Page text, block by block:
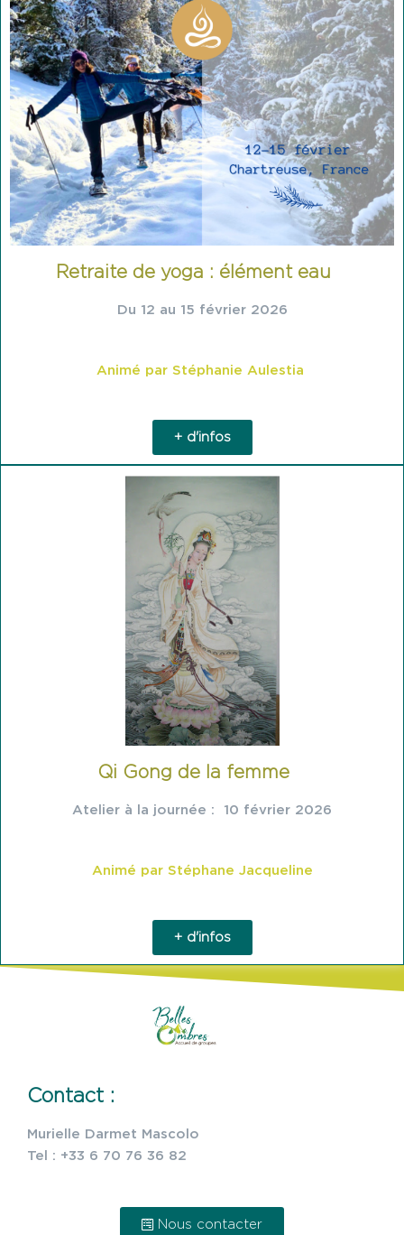
Retraite de yoga : élément eau
Du 12 au 15 février 2026
Animé par Stéphanie Aulestia
+ d'infos
Qi Gong de la femme
Atelier à la journée : 10 février 2026
Animé par Stéphane Jacqueline
+ d'infos
Contact :
Murielle Darmet Mascolo
Tel : +33 6 70 76 36 82
Nous contacter